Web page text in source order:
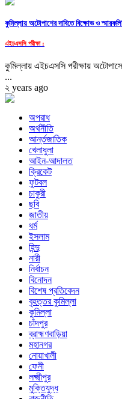
কুমিল্লায় অটোপাশের দাবিতে বিক্ষোভ ও
এইচএসসি পরীক্ষা :
কুমিল্লায় এইচএসসি পরীক্ষায়
...
২ years ago
অপরাধ
অর্থনীতি
আর্ন্তজাতিক
খেলাধুলা
আইন-আদালত
ক্রিকেট
ফুটবল
চাকুরী
ছবি
জাতীয়
ধর্ম
ইসলাম
হিন্দু
নারী
নির্বাচন
বিনোদন
বিশেষ প্রতিবেদন
বৃহত্তর কুমিল্লা
কুমিল্লা
চাঁদপুর
ব্রাহ্মণবাড়িয়া
মহানগর
নোয়াখালী
ফেনী
লক্ষ্মীপুর
মুক্তিযুদ্ধ